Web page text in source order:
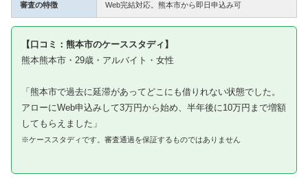
審査の特徴 Web完結対応。熊本市から即日申込み可
【口コミ：熊本市のケーススタディ】
熊本熊本市・29歳・アルバイト・女性
「熊本市で過去に延滞があってどこにも借りれない状態でした。
アローにWeb申込みして3万円から始め、半年後に10万円まで増額
してもらえました」
※ケーススタディです。審査通過を保証するものではありません